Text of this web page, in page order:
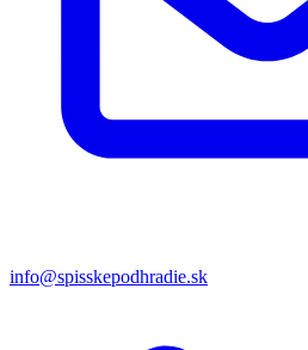
info@spisskepodhradie.sk